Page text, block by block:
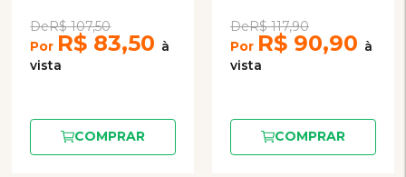
R$ 107,50
R$ 83,50
COMPRAR
R$ 117,90
R$ 90,90
COMPRAR